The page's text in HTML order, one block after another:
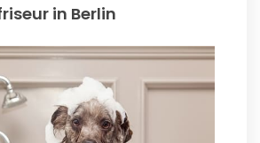
in Berlin